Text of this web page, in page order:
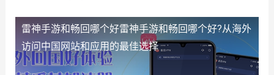
雷神手游和畅回哪个好雷神手游和畅回哪个好?从海外
访问中国网站和应用的最佳选择